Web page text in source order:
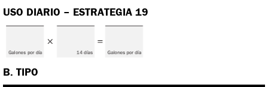
USO DIARIO – ESTRATEGIA 19
B. TIPO